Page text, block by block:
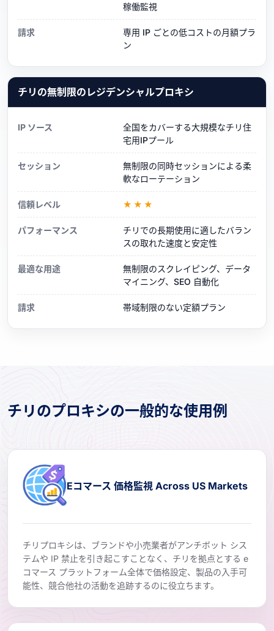
稼働監視
請求
専用 IP ごとの低コストの月額プラ
ン
チリの無制限のレジデンシャルプロキシ
IP ソース
全国をカバーする大規模なチリ住
宅用IPプール
セッション
無制限の同時セッションによる柔
軟なローテーション
信頼レベル ★★★
パフォーマンス
チリでの長期使用に適したバラン
スの取れた速度と安定性
最適な用途
無制限のスクレイピング、データ
マイニング、SEO 自動化
請求 帯域制限のない定額プラン
チリのプロキシの一般的な使用例
Eコマース 価格監視 Across US Markets
チリプロキシは、ブランドや小売業者がアンチボット シス
テムや IP 禁止を引き起こすことなく、チリを拠点とする e
コマース プラットフォーム全体で価格設定、製品の入手可
能性、競合他社の活動を追跡するのに役立ちます。